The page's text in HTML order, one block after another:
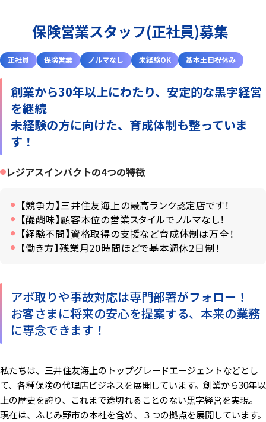
保険営業スタッフ(正社員)募集
正社員 保険営業 ノルマなし 未経験OK 基本土日祝休み
創業から30年以上にわたり、安定的な黒字経営
を継続
未経験の方に向けた、育成体制も整っていま
す！
レジアスインパクトの4つの特徴
【競争力】三井住友海上の最高ランク認定店です！
【醍醐味】顧客本位の営業スタイルでノルマなし！
【経験不問】資格取得の支援など育成体制は万全！
【働き方】残業月20時間ほどで基本週休2日制！
アポ取りや事故対応は専門部署がフォロー！
お客さまに将来の安心を提案する、本来の業務
に専念できます！
私たちは、三井住友海上のトップグレードエージェントなどとし
て、各種保険の代理店ビジネスを展開しています。創業から30年以
上の歴史を誇り、これまで途切れることのない黒字経営を実現。
現在は、ふじみ野市の本社を含め、３つの拠点を展開しています。